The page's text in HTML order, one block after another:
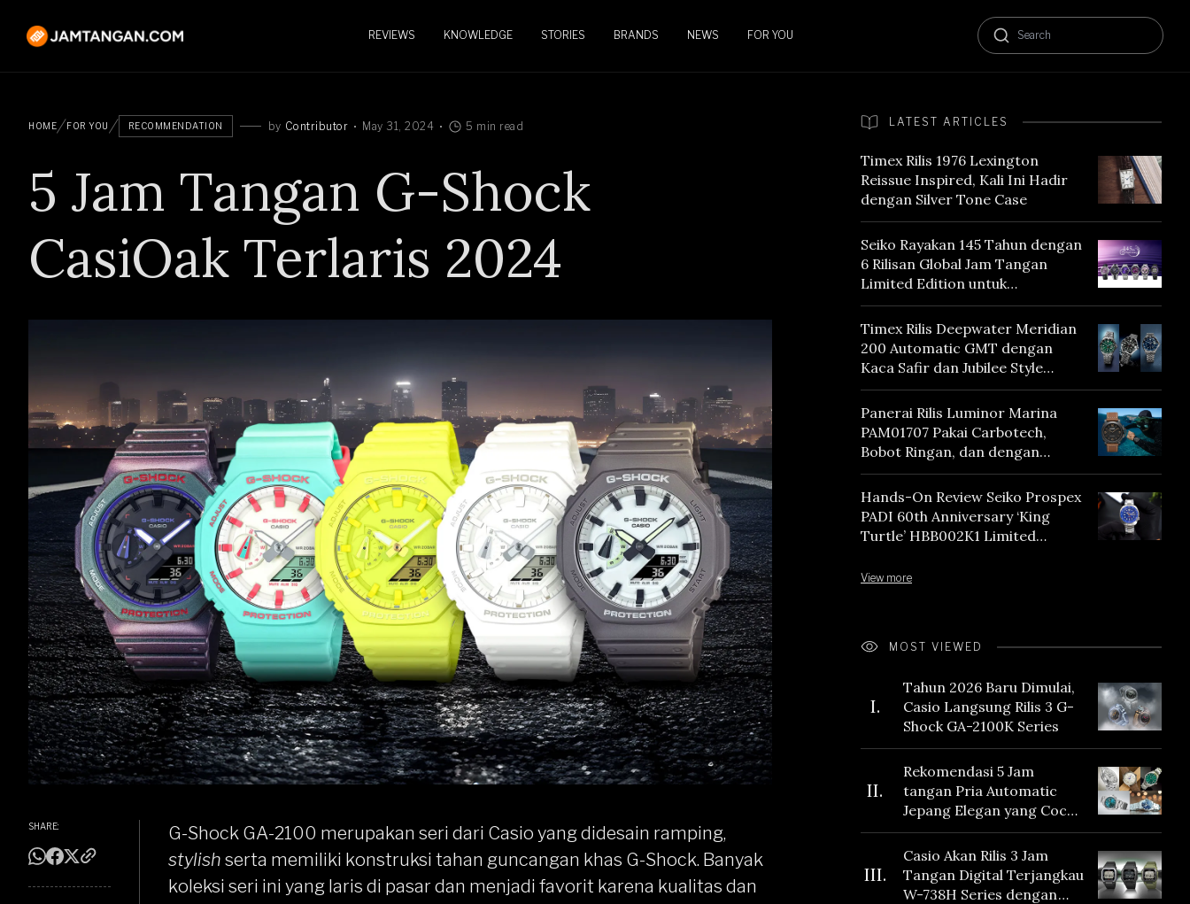
REVIEWS KNOWLEDGE STORIES BRANDS NEWS FOR YOU
HOME FOR YOU RECOMMENDATION by Contributor May 31, 2024 5 min read
5 Jam Tangan G-Shock
CasiOak Terlaris 2024
SHARE: G-Shock GA-2100 merupakan seri dari Casio yang didesain ramping,
stylish serta memiliki konstruksi tahan guncangan khas G-Shock. Banyak
koleksi seri ini yang laris di pasar dan menjadi favorit karena kualitas dan
LATEST ARTICLES
Timex Rilis 1976 Lexington
Reissue Inspired, Kali Ini Hadir
dengan Silver Tone Case
Seiko Rayakan 145 Tahun dengan
6 Rilisan Global Jam Tangan
Limited Edition untuk
Menghormati Edo Purple,
Warna yang Mencerminkan
Warisan Tokyo
Timex Rilis Deepwater Meridian
200 Automatic GMT dengan
Kaca Safir dan Jubilee Style
Bracelet
Panerai Rilis Luminor Marina
PAM01707 Pakai Carbotech,
Bobot Ringan, dan dengan
Vintage Vibes
Hands-On Review Seiko Prospex
PADI 60th Anniversary ‘King
Turtle’ HBB002K1 Limited
View more
MOST VIEWED
I.
Tahun 2026 Baru Dimulai,
Casio Langsung Rilis 3 G-
Shock GA-2100K Series
II.
Rekomendasi 5 Jam
tangan Pria Automatic
Jepang Elegan yang Cocok
Dikoleksi di 2026
III.
Casio Akan Rilis 3 Jam
Tangan Digital Terjangkau
W-738H Series dengan